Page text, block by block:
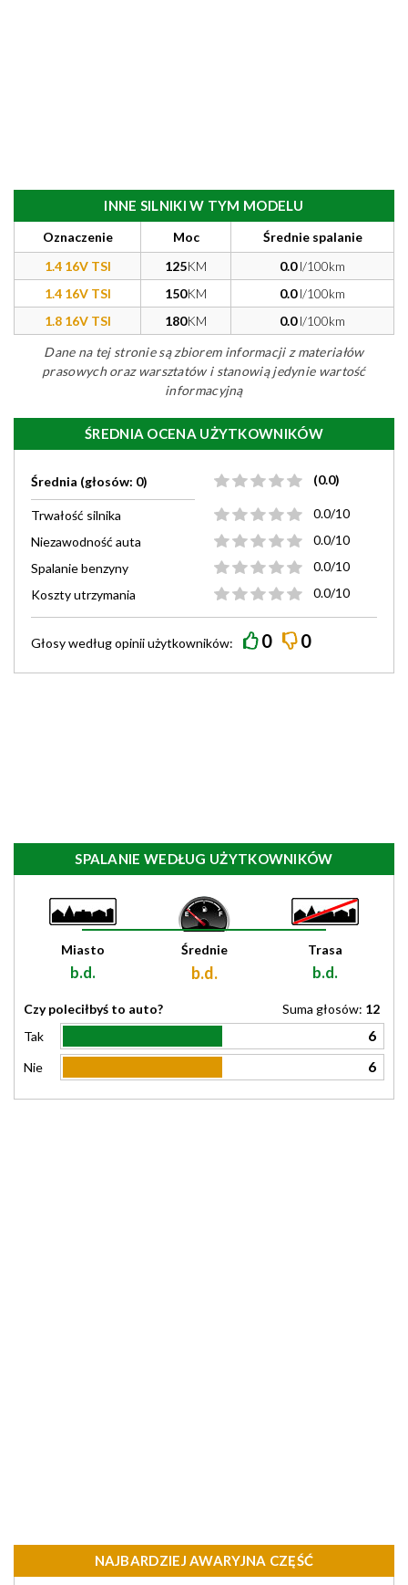
INNE SILNIKI W TYM MODELU
Oznaczenie Moc
Średnie spalanie
1.4 16V TSI
125KM 0.0l/100km
1.4 16V TSI
150KM 0.0l/100km
1.8 16V TSI
180KM 0.0l/100km
Dane na tej stronie są zbiorem informacji z materiałów
prasowych oraz warsztatów i stanowią jedynie wartość
informacyjną
ŚREDNIA OCENA UŻYTKOWNIKÓW
Średnia (głosów: 0) (0.0)
Trwałość silnika
0.0/10
Niezawodność auta
0.0/10
Spalanie benzyny
0.0/10
Koszty utrzymania
0.0/10
Głosy wedługopiniiużytkowników: 0 0
SPALANIE WEDŁUG UŻYTKOWNIKÓW
Miasto
b.d.
Średnie
b.d.
Trasa
b.d.
Czy poleciłbyś to auto? Suma głosów: 12
Tak
6
Nie 6
NAJBARDZIEJ AWARYJNA CZĘŚĆ